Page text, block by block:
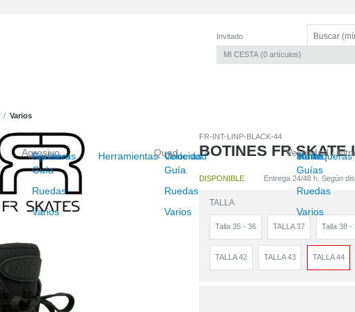
Invitado
MI CESTA 0 artículos
Agresivo Velocidad Junior
Rodilleras Coderas Muñequeras
Agresivo
Guía
Ruedas
Varios
Quad
Guía
Ruedas
Varios
Velocidad /
Guías
Ruedas
Varios
Herramientas Varios
Varios
FR-INT-LINP-BLACK-44
BOTINES FR SKATE
DISPONIBLE Entrega 24/48 h. Según
TALLA
Talla 35 - 36 TALLA 37 Talla 38 -
TALLA 42 TALLA 43 TALLA 44